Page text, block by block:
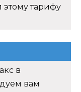
этому тарифу
в
вам